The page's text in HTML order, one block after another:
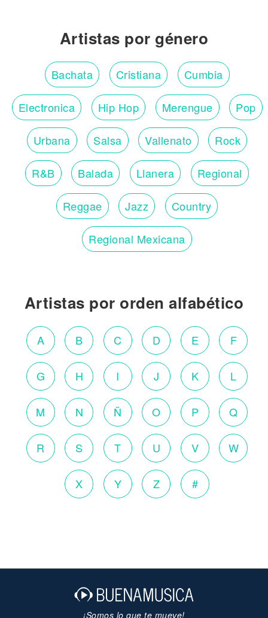
Artistas por género
Bachata Cristiana Cumbia
Electronica Hip Hop Merengue Pop
Urbana Salsa Vallenato Rock
R&B Balada Llanera Regional
Reggae Jazz Country
Regional Mexicana
Artistas por orden alfabético
A B C D E F
G H I J K L
M N Ñ O P Q
R S T U V W
X Y Z #
¡Somos lo que te mueve!